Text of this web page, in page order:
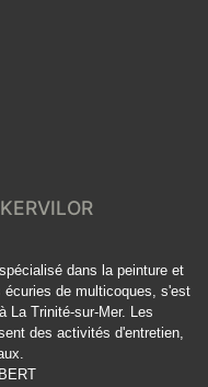
dans la peinture et
écuries de multicoques, s'est
La Trinité-sur-Mer. Les
des activités d'entretien,